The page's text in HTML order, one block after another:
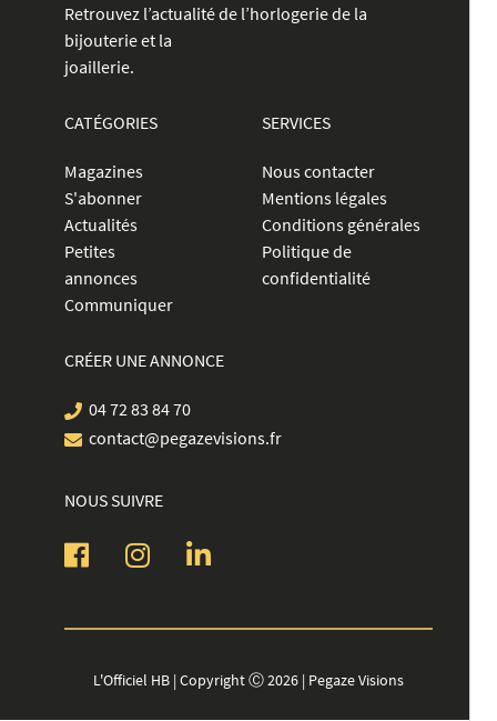
Retrouvez l’actualité de l’horlogerie de la
bijouterie et la
joaillerie.
CATÉGORIES
Magazines
S'abonner
Actualités
Petites
annonces
Communiquer
SERVICES
Nous contacter
Mentions légales
Conditions générales
Politique de
confidentialité
CRÉER UNE ANNONCE
04 72 83 84 70
contact@pegazevisions.fr
NOUS SUIVRE
L'Officiel HB | Copyright Ⓒ 2026 | Pegaze Visions